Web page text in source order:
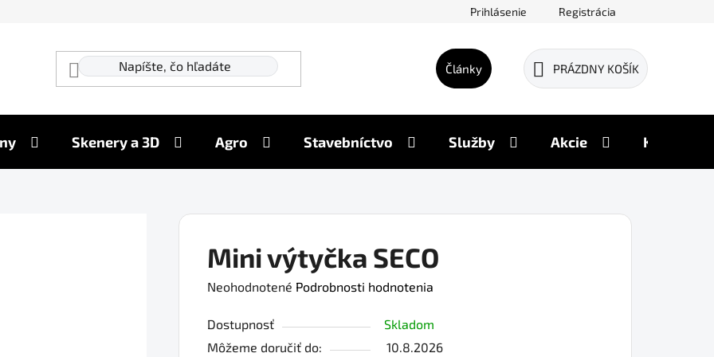
Prihlásenie Registrácia
Články
NÁKUPNÝ
PRÁZDNY KOŠÍK
Skenery a 3D Agro Stavebníctvo Služby Akcie Kontakty
Mini výtyčka SECO
Priemerné
produktu
je
Neohodnotené Podrobnosti hodnotenia
Dostupnosť
Skladom
Môžeme doručiť do:
10.8.2026